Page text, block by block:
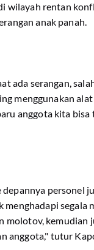
wilayah rentan
anak panah.
ada serangan,
menggunakan
anggota kita
personel
segala
molotov, kemudian
anggota," tutur